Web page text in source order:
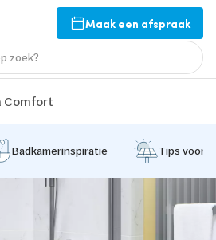
Maak een afspraak
zoek?
Comfort
Badkamerinspiratie Tips voor